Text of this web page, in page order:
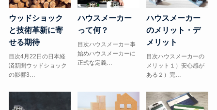
ウッドショック
と技術革新に寄
せる期待
目次4月22日の日本経
済新聞ウッドショック
の影響3…
ハウスメーカー
って何？
目次ハウスメーカー事
始めハウスメーカーに
正式な定義…
ハウスメーカー
のメリット・デ
メリット
目次ハウスメーカーの
メリット１）安心感が
ある２）完…